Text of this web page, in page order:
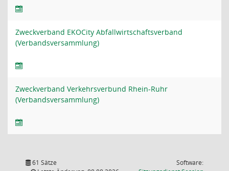
Zweckverband EKOCity Abfallwirtschaftsverband
(Verbandsversammlung)
Zweckverband Verkehrsverbund Rhein-Ruhr
(Verbandsversammlung)
61 Sätze
Software: